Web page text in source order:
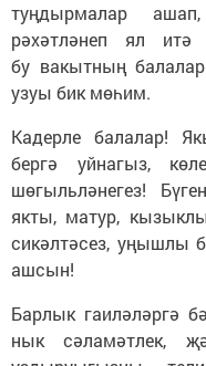
туңдырмалар
рәхәтләнеп ял
бу вакытның
узуы бик мөһим.
Кадерле балалар!
бергә уйнагыз,
шөгыльләнегез!
якты, матур,
сикәлтәсез, уңышлы
ашсын!
Барлык гаиләләргә
нык сәламәтлек,